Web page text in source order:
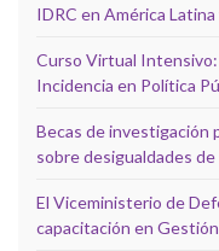
IDRC en América
Curso Virtual
Incidencia en Política
Becas de investigación
sobre desigualdades
El Viceministerio de
capacitación en